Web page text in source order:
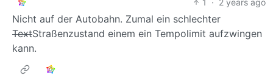
Nicht auf der Autobahn. Zumal ein schlechter
TextStraßenzustand einem ein Tempolimit aufzwingen
kann.